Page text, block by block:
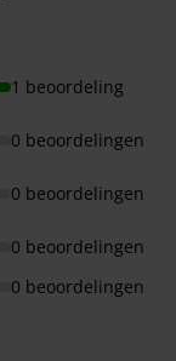
1 beoordeling
0 beoordelingen
0 beoordelingen
0 beoordelingen
0 beoordelingen